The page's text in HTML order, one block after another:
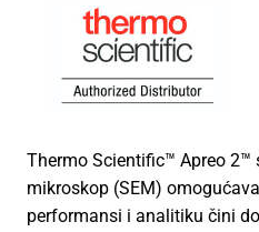
Thermo Scientific™ Apreo 2™
mikroskop (SEM)
performansi i analitiku čini